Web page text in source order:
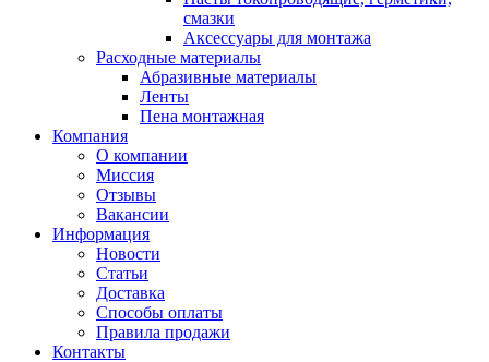
смазки
Аксессуары для монтажа
Расходные материалы
Абразивные материалы
Ленты
Пена монтажная
Компания
О компании
Миссия
Отзывы
Вакансии
Информация
Новости
Статьи
Доставка
Способы оплаты
Правила продажи
Контакты